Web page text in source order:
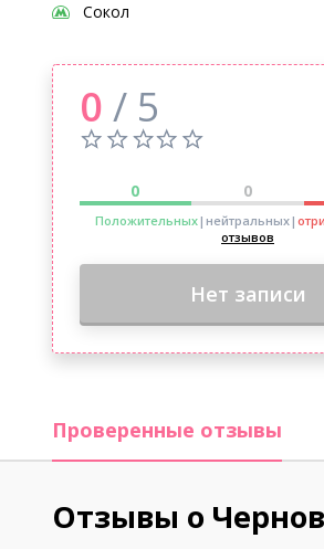
Сокол
0 / 5
0 0
Положительных|нейтральных|
отзывов
Нет записи
Проверенные отзывы
Отзывы о